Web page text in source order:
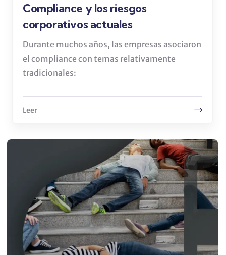
Compliance y los riesgos
corporativos actuales
Durante muchos años, las empresas asociaron
el compliance con temas relativamente
tradicionales:
Leer